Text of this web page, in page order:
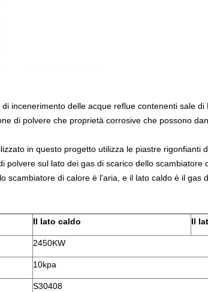
incenerimento delle acque reflue contenenti sale
di polvere che proprietà corrosive che possono
in questo progetto utilizza le piastre rigonfianti
polvere sul lato dei gas di scarico dello scambiatore
scambiatore di calore è l'aria, e il lato caldo è il gas
Il lato caldo Il
2450KW
10kpa
S30408